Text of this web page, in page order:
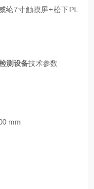
纶7寸触摸屏+松下PL
测设备技术参数
mm